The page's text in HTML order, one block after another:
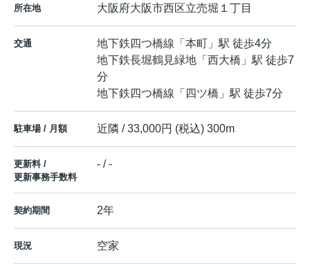
所在地 大阪府大阪市西区立売堀 １丁目
交通 地下鉄四つ橋線 「 本町 」駅 徒歩4分
地下鉄長堀鶴見緑地 「 西大橋 」駅 徒歩7
分
地下鉄四つ橋線 「 四ツ橋 」駅 徒歩7分
駐車場 / 月額 近隣 / 33,000円 (税込) 300m
更新料 /
更新事務手数料
- / -
契約期間 2年
現況 空家